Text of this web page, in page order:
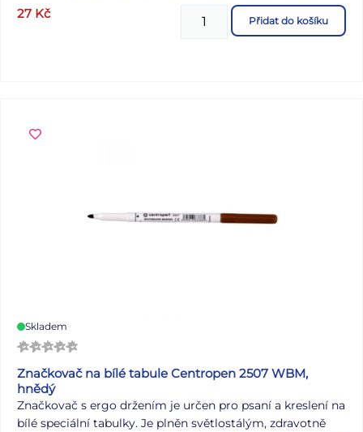
kancelářské, ale i domácí použití. Gelové pero má
pogumovaný úchop, a tak zabraňuje klouzání v ruce. Hrot:
27 Kč Přidat do košíku
Skladem
Značkovač na bílé tabule Centropen 2507 WBM,
hnědý
Značkovač s ergo držením je určen pro psaní a kreslení na
bílé speciální tabulky. Je plněn světlostálým, zdravotně